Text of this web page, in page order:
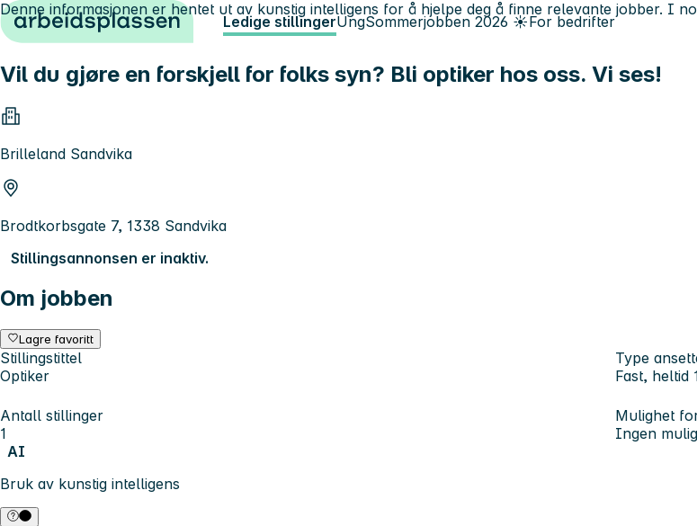
Hopp til innhold Ledige stillingerUngSommerjobben 2026 ☀️For bedrifter
Vil du gjøre en forskjell for folks syn? Bli optiker hos oss. Vi ses!
Brilleland Sandvika
Brodtkorbsgate 7, 1338 Sandvika
Stillingsannonsen er inaktiv.
Om jobben
Lagre favoritt
Stillingstittel
Optiker
Type
Fast, heltid
Antall stillinger
1
Mulighet
Ingen
AI
Bruk av kunstig intelligens
Denne informasjonen er hentet ut av kunstig intelligens for å hjelpe deg å finne relevante jobber. I